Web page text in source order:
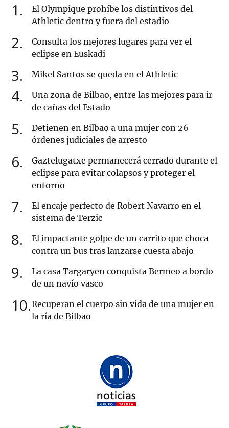
1
El Olympique prohíbe los distintivos del
Athletic dentro y fuera del estadio
2
Consulta los mejores lugares para ver el
eclipse en Euskadi
3 Mikel Santos se queda en el Athletic
4
Una zona de Bilbao, entre las mejores para ir
de cañas del Estado
5
Detienen en Bilbao a una mujer con 26
órdenes judiciales de arresto
6
Gaztelugatxe permanecerá cerrado durante el
eclipse para evitar colapsos y proteger el
entorno
7
El encaje perfecto de Robert Navarro en el
sistema de Terzic
8
El impactante golpe de un carrito que choca
contra un bus tras lanzarse cuesta abajo
9
La casa Targaryen conquista Bermeo a bordo
de un navío vasco
10 Recuperan el cuerpo sin vida de una mujer en
la ría de Bilbao